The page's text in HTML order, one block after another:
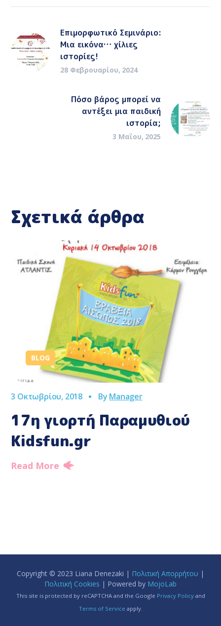
Επιμορφωτικό Σεμινάριο:
Μια εικόνα… χίλιες
ιστορίες!
28 Φεβρουαρίου, 2024
Πόσο βάρος μπορεί να
αντέξει μια παιδική
ιστορία;
3 Μαΐου, 2025
Σχετικά άρθρα
BLOG
3 Οκτωβρίου, 2018 By Manager
17η γιορτή Παραμυθιού
Kidsfun.gr
Read More
Copyright © 2023 Liana Denezaki | Πολιτική Απορρήτου |
Πολιτική Cookies | Powered by MojoLab
This site is protected by reCAPTCHA and the Google Privacy Policyand
Terms of Service apply.